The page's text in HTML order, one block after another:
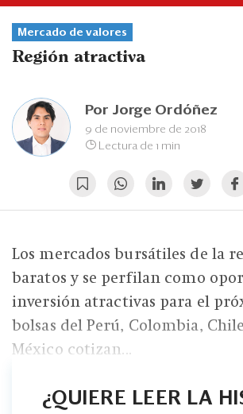
Management
Economía y Finanzas
Eventos
Blogs
Ranking CEO
Mercado de valores
Región atractiva
Por Jorge Ordóñez
9 de noviembre de 2018
Lectura de 1 min
Los mercados bursátiles de la
baratos y se perfilan como
inversión atractivas para el
bolsas del Perú, Colombia,
México cotizan...
¿QUIERE LEER LA